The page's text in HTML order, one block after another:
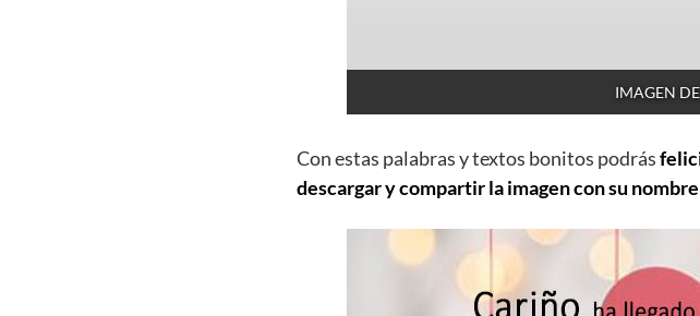
IMAGEN
Con estas palabras y textos bonitos podrás
descargar y compartir la imagen con su nombre